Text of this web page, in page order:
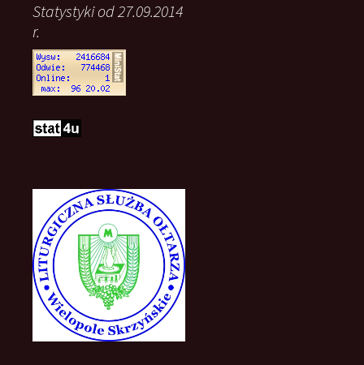
Statystyki od 27.09.2014
r.